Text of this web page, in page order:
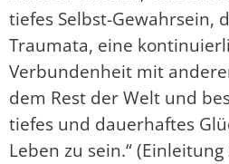
tiefes Selbst-Gewahrsein,
Traumata, eine
Verbundenheit mit
dem Rest der Welt und
tiefes und dauerhaftes
Leben zu sein.“ (Einleitung